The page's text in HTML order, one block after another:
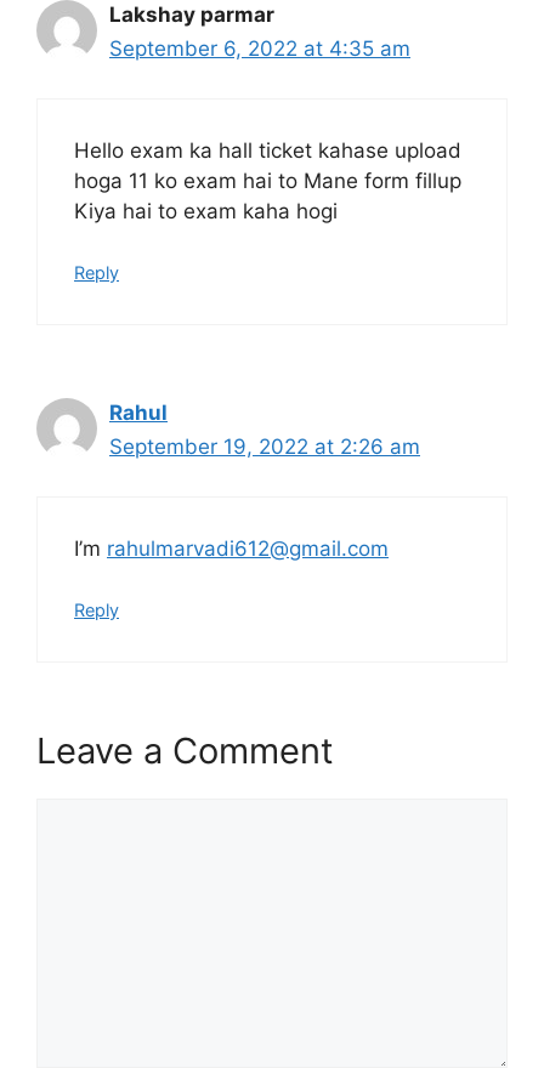
Lakshay parmar
September 6, 2022 at 4:35 am
Hello exam ka hall ticket kahase upload
hoga 11 ko exam hai to Mane form fillup
Kiya hai to exam kaha hogi
Reply
Rahul
September 19, 2022 at 2:26 am
I’m rahulmarvadi612@gmail.com
Reply
Leave a Comment